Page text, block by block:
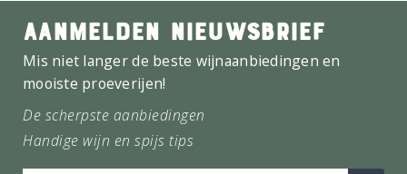
AANMELDEN NIEUWSBRIEF
Mis niet langer de beste wijnaanbiedingen en
mooiste proeverijen!
De scherpste aanbiedingen
Handige wijn en spijs tips